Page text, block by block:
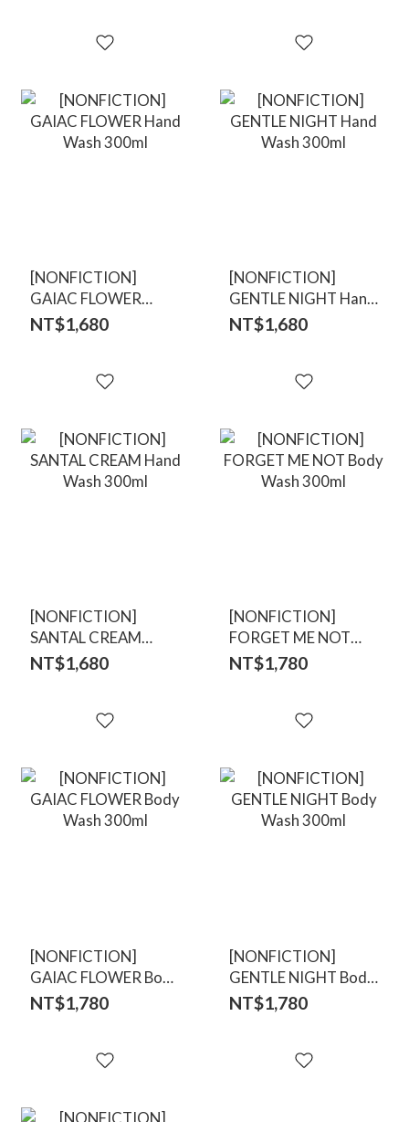
[NONFICTION]
GAIAC FLOWER
Hand Wash 300ml
NT$1,680
[NONFICTION]
GENTLE NIGHT Hand
Wash 300ml
NT$1,680
[NONFICTION]
SANTAL CREAM
Hand Wash 300ml
NT$1,680
[NONFICTION]
FORGET ME NOT
Body Wash 300ml
NT$1,780
[NONFICTION]
GAIAC FLOWER Body
Wash 300ml
NT$1,780
[NONFICTION]
GENTLE NIGHT Body
Wash 300ml
NT$1,780